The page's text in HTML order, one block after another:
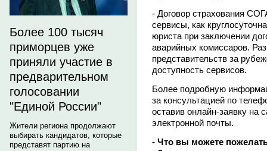
Более 100 тысяч
приморцев уже
приняли участие в
предварительном
голосовании
"Единой России"
Жители региона продолжают
выбирать кандидатов, которые
представят партию на
- Договор страхования
сервисы, как
юриста при заключении
аварийных комиссаров.
представительств за
доступность сервисов.
Более подробную
за консультацией по
оставив онлайн-заявку на
электронной почты.
- Что вы можете